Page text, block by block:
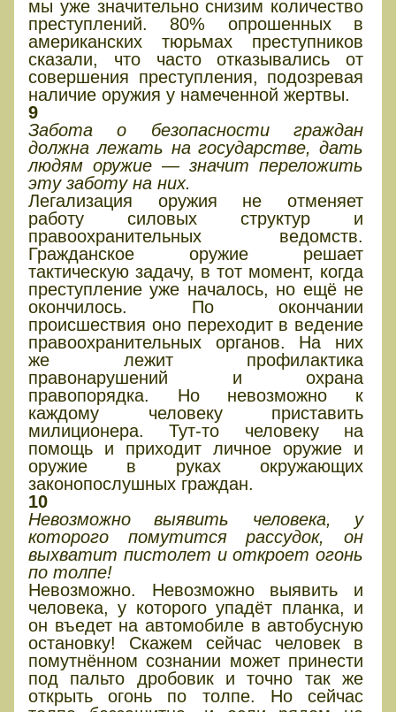
мы уже значительно снизим количество
преступлений. 80% опрошенных в
американских тюрьмах преступников
сказали, что часто отказывались от
совершения преступления, подозревая
наличие оружия у намеченной жертвы.
9
Забота о безопасности граждан
должна лежать на государстве, дать
людям оружие — значит переложить
эту заботу на них.
Легализация оружия не отменяет
работу силовых структур и
правоохранительных ведомств.
Гражданское оружие решает
тактическую задачу, в тот момент, когда
преступление уже началось, но ещё не
окончилось. По окончании
происшествия оно переходит в ведение
правоохранительных органов. На них
же лежит профилактика
правонарушений и охрана
правопорядка. Но невозможно к
каждому человеку приставить
милиционера. Тут-то человеку на
помощь и приходит личное оружие и
оружие в руках окружающих
законопослушных граждан.
10
Невозможно выявить человека, у
которого помутится рассудок, он
выхватит пистолет и откроет огонь
по толпе!
Невозможно. Невозможно выявить и
человека, у которого упадёт планка, и
он въедет на автомобиле в автобусную
остановку! Скажем сейчас человек в
помутнённом сознании может принести
под пальто дробовик и точно так же
открыть огонь по толпе. Но сейчас